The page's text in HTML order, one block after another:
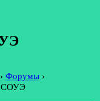
› Форумы ›
СОУЭ